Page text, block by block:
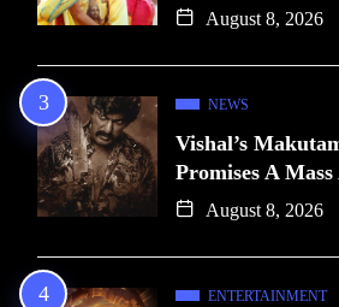
August 8, 2026
NEWS
Vishal’s
Promises A
August 8, 2026
ENTERTAINMENT